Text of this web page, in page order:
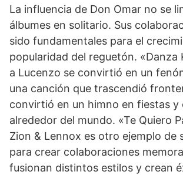
La influencia de Don Omar no se
álbumes en solitario. Sus
sido fundamentales para el
popularidad del reguetón. «Danza
a Lucenzo se convirtió en un
una canción que trascendió
convirtió en un himno en fiestas y
alrededor del mundo. «Te Quiero
Zion & Lennox es otro ejemplo de
para crear colaboraciones
fusionan distintos estilos y crean